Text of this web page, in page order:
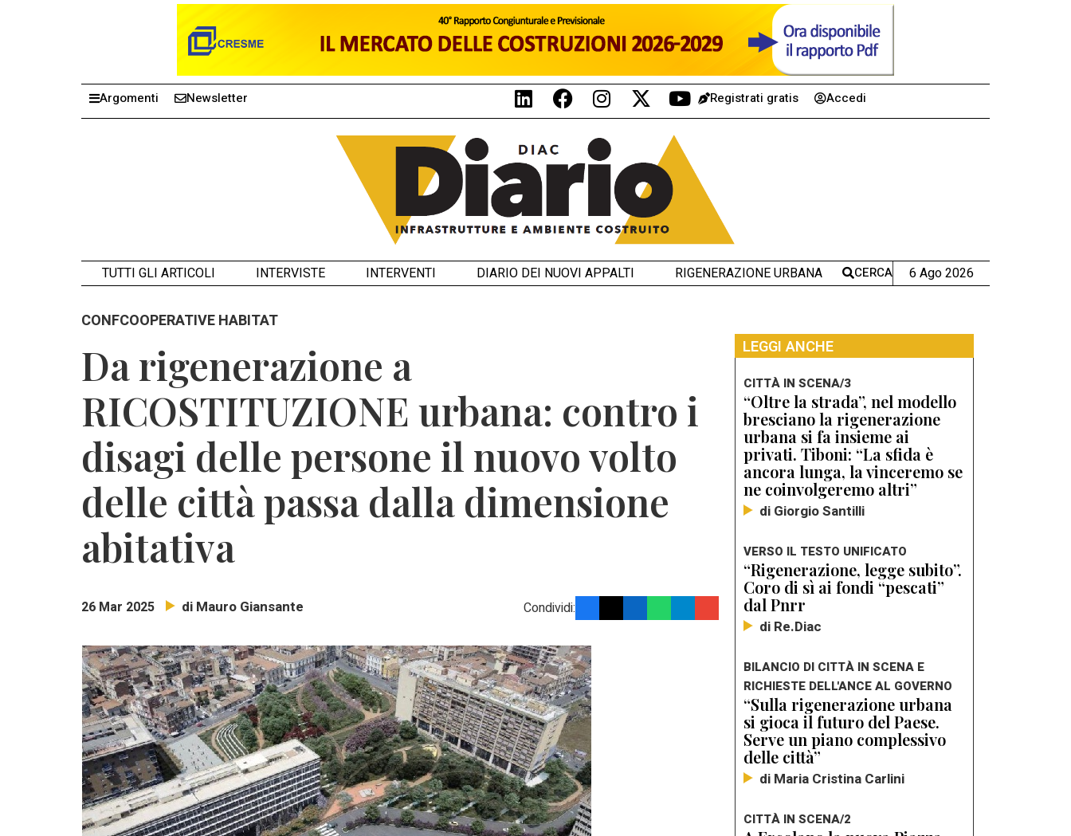
Argomenti Newsletter Registrati gratis Accedi
TUTTI GLI ARTICOLI INTERVISTE INTERVENTI DIARIO DEI NUOVI APPALTI RIGENERAZIONE URBANA CERCA 6 Ago 2026
CONFCOOPERATIVE HABITAT
Da rigenerazione a
RICOSTITUZIONE urbana: contro i
disagi delle persone il nuovo volto
delle città passa dalla dimensione
abitativa
26 Mar 2025 di Mauro Giansante Condividi:
LEGGI ANCHE
CITTÀ IN SCENA/3
“Oltre la strada”, nel modello
bresciano la rigenerazione
urbana si fa insieme ai
privati. Tiboni: “La sfida è
ancora lunga, la vinceremo se
ne coinvolgeremo altri”
di Giorgio Santilli
VERSO IL TESTO UNIFICATO
“Rigenerazione, legge subito”.
Coro di sì ai fondi “pescati”
dal Pnrr
di Re.Diac
BILANCIO DI CITTÀ IN SCENA E
RICHIESTE DELL'ANCE AL GOVERNO
“Sulla rigenerazione urbana
si gioca il futuro del Paese.
Serve un piano complessivo
delle città”
di Maria Cristina Carlini
CITTÀ IN SCENA/2